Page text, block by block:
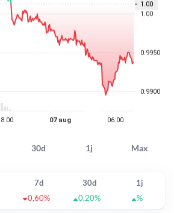
30d 1j Max
7d 30d
1j
0,60% 0,20% %